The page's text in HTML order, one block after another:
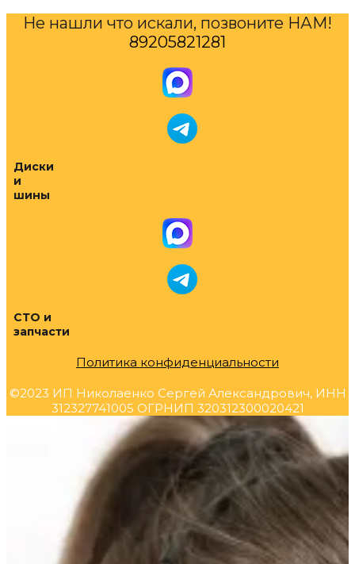
Не нашли что искали, позвоните НАМ!
89205821281
Диски
и
шины
СТО и
запчасти
Политика конфиденциальности
©2023 ИП Николаенко Сергей Александрович, ИНН
312327741005 ОГРНИП 320312300020421